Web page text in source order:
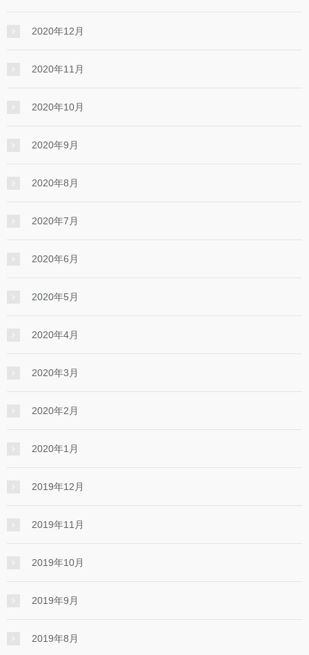
2020年12月
2020年11月
2020年10月
2020年9月
2020年8月
2020年7月
2020年6月
2020年5月
2020年4月
2020年3月
2020年2月
2020年1月
2019年12月
2019年11月
2019年10月
2019年9月
2019年8月